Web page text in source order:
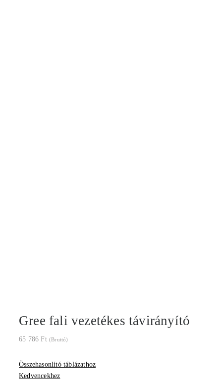
Gree fali vezetékes távirányító
65 786Ft (Bruttó)
Összehasonlító táblázathoz
Kedvencekhez